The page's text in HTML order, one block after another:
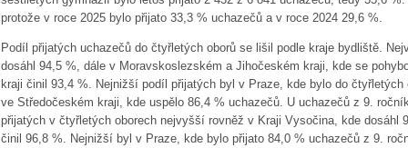
protože v roce 2025 bylo přijato 33,3 % uchazečů a v roce 2024 29,6 %.
Podíl přijatých uchazečů do čtyřletých oborů se lišil podle kraje bydliště.
dosáhl 94,5 %, dále v Moravskoslezském a Jihočeském kraji, kde se
kraji činil 93,4 %. Nejnižší podíl přijatých byl v Praze, kde bylo do čtyřletých
ve Středočeském kraji, kde uspělo 86,4 % uchazečů. U uchazečů z 9.
přijatých v čtyřletých oborech nejvyšší rovněž v Kraji Vysočina, kde dosáhl
činil 96,8 %. Nejnižší byl v Praze, kde bylo přijato 84,0 % uchazečů z 9.